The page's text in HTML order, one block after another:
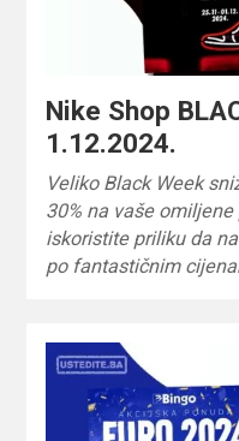
Nike Shop
1.12.2024.
Veliko Black Week
30% na vaše
iskoristite priliku da
po fantastičnim